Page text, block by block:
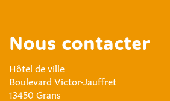
Nous contacter
Hôtel de ville
Boulevard Victor-Jauffret
13450 Grans